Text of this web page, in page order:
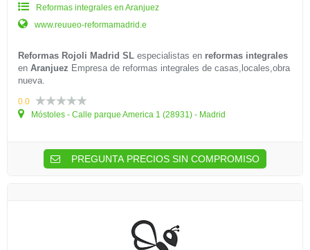
Reformas integrales en Aranjuez
www.reuueo-reformamadrid.e
Reformas Rojoli Madrid SL especialistas en reformas integrales
en Aranjuez Empresa de reformas integrales de casas,locales,obra
nueva.
0.0
Móstoles - Calle parque America 1 (28931) - Madrid
PREGUNTA PRECIOS SIN COMPROMISO